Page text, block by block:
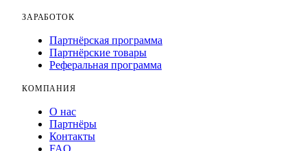
ЗАРАБОТОК
Партнёрская программа
Партнёрские товары
Реферальная программа
КОМПАНИЯ
О нас
Партнёры
Контакты
FAQ